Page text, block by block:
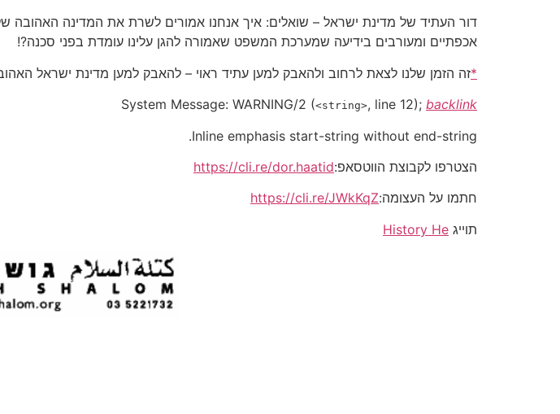
דור העתיד של מדינת ישראל – שואלים: איך אנחנו אמורים לשרת את המדינה האהובה
אכפתיים ומעורבים בידיעה שמערכת המשפט שאמורה להגן עלינו עומדת בפני סכנה?!
*זה הזמן שלנו לצאת לרחוב ולהאבק למען עתיד ראוי – להאבק למען מדינת ישראל
System Message: WARNING/2 (<string>, line 12); backlink
Inline emphasis start-string without end-string.
הצטרפו לקבוצת הווטסאפ:https://cli.re/dor.haatid
חתמו על העצומה:https://cli.re/JWkKqZ
תוייג History He